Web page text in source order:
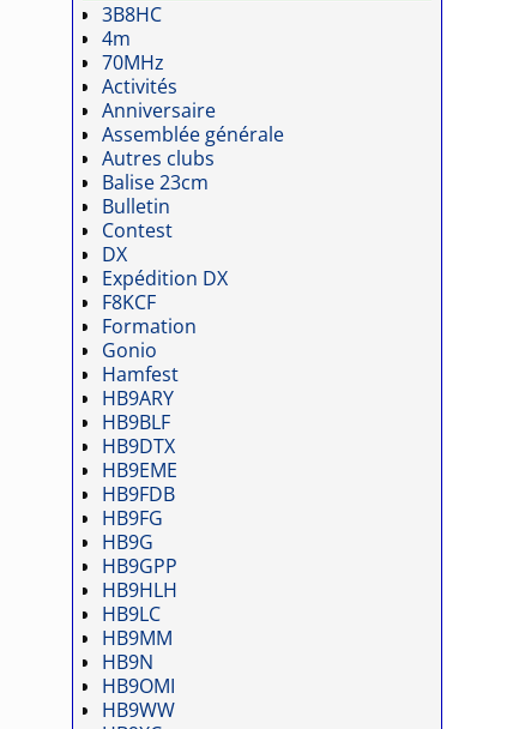
3B8HC
4m
70MHz
Activités
Anniversaire
Assemblée générale
Autres clubs
Balise 23cm
Bulletin
Contest
DX
Expédition DX
F8KCF
Formation
Gonio
Hamfest
HB9ARY
HB9BLF
HB9DTX
HB9EME
HB9FDB
HB9FG
HB9G
HB9GPP
HB9HLH
HB9LC
HB9MM
HB9N
HB9OMI
HB9WW